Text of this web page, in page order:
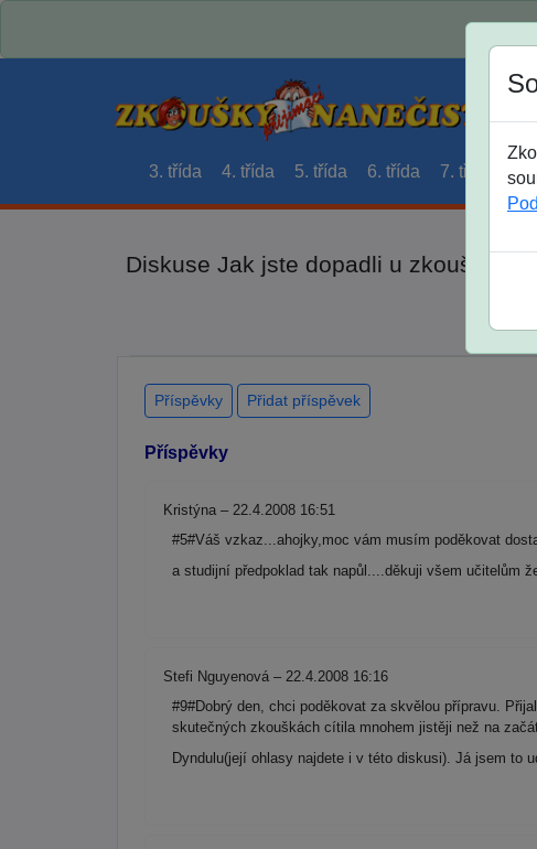
3. třída 4. třída 5. třída 6. třída 7. třída 8.
Diskuse Jak jste dopadli u zkoušek
Příspěvky Přidat příspěvek
Příspěvky
Kristýna – 22.4.2008 16:51
#5#Váš vzkaz...ahojky,moc vám musím poděkovat
a studijní předpoklad tak napůl....děkuji všem učitelům
Stefi Nguyenová – 22.4.2008 16:16
#9#Dobrý den, chci poděkovat za skvělou přípravu.
skutečných zkouškách cítila mnohem jistěji než na
Dyndulu(její ohlasy najdete i v této diskusi). Já jsem to